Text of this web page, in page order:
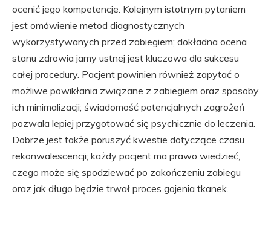
ocenić jego kompetencje. Kolejnym istotnym pytaniem
jest omówienie metod diagnostycznych
wykorzystywanych przed zabiegiem; dokładna ocena
stanu zdrowia jamy ustnej jest kluczowa dla sukcesu
całej procedury. Pacjent powinien również zapytać o
możliwe powikłania związane z zabiegiem oraz sposoby
ich minimalizacji; świadomość potencjalnych zagrożeń
pozwala lepiej przygotować się psychicznie do leczenia.
Dobrze jest także poruszyć kwestie dotyczące czasu
rekonwalescencji; każdy pacjent ma prawo wiedzieć,
czego może się spodziewać po zakończeniu zabiegu
oraz jak długo będzie trwał proces gojenia tkanek.